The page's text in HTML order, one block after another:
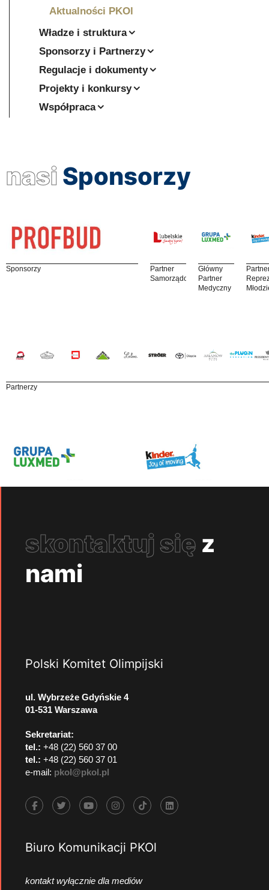
Aktualności PKOl
Władze i struktura
Sponsorzy i Partnerzy
Regulacje i dokumenty
Projekty i konkursy
Współpraca
nasi Sponsorzy
Sponsorzy
Partner
Samorządowy
Główny
Partner
Medyczny
Partnerzy
skontaktuj się z
nami
Polski Komitet Olimpijski
ul. Wybrzeże Gdyńskie 4
01-531 Warszawa
Sekretariat:
tel.: +48 (22) 560 37 00
tel.: +48 (22) 560 37 01
e-mail: pkol@pkol.pl
Biuro Komunikacji PKOl
kontakt wyłącznie dla mediów